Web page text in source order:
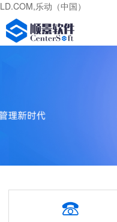
LD.COM,乐动（中国）
